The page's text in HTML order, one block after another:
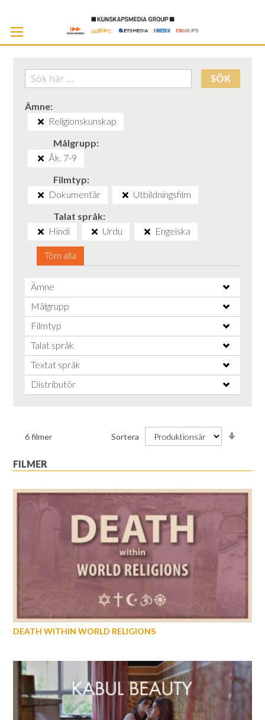
SÖK
Ämne
Religionskunskap
Målgrupp
Åk. 7-9
Filmtyp
Dokumentär
Utbildningsfilm
Talat språk
Hindi
Urdu Engelska
Töm alla
Ämne
Målgrupp
Filmtyp
Talat språk
Textat språk
Distributör
6filmer Sortera
FILMER
DEATH WITHIN WORLD RELIGIONS